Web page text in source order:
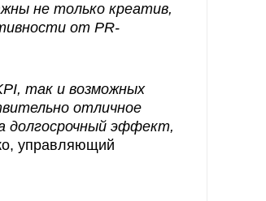
не только креатив,
от PR-
так и возможных
отличное
долгосрочный эффект,
управляющий